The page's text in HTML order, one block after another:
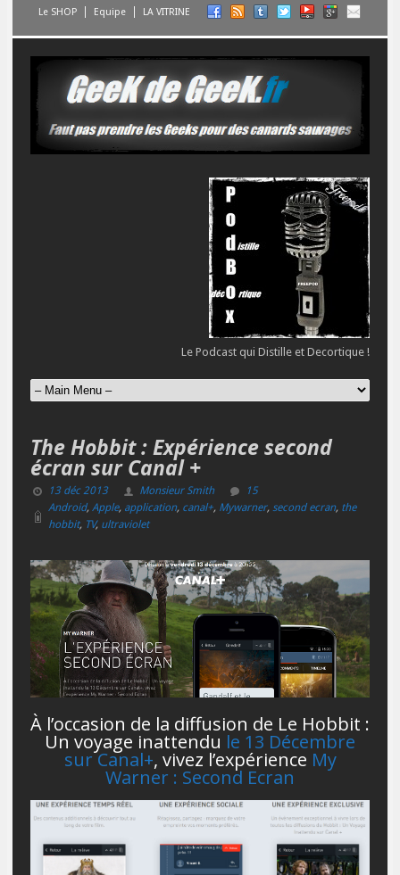
Le SHOP Equipe LA VITRINE
Le Podcast qui Distille et Decortique !
The Hobbit : Expérience second
écran sur Canal +
13 déc 2013 Monsieur Smith
15
Android, Apple, application, canal+, Mywarner, second ecran, the
hobbit, TV, ultraviolet
À l’occasion de la diffusion de Le Hobbit :
Un voyage inattendu le 13 Décembre
sur Canal+, vivez l’expérience My
Warner : Second Ecran